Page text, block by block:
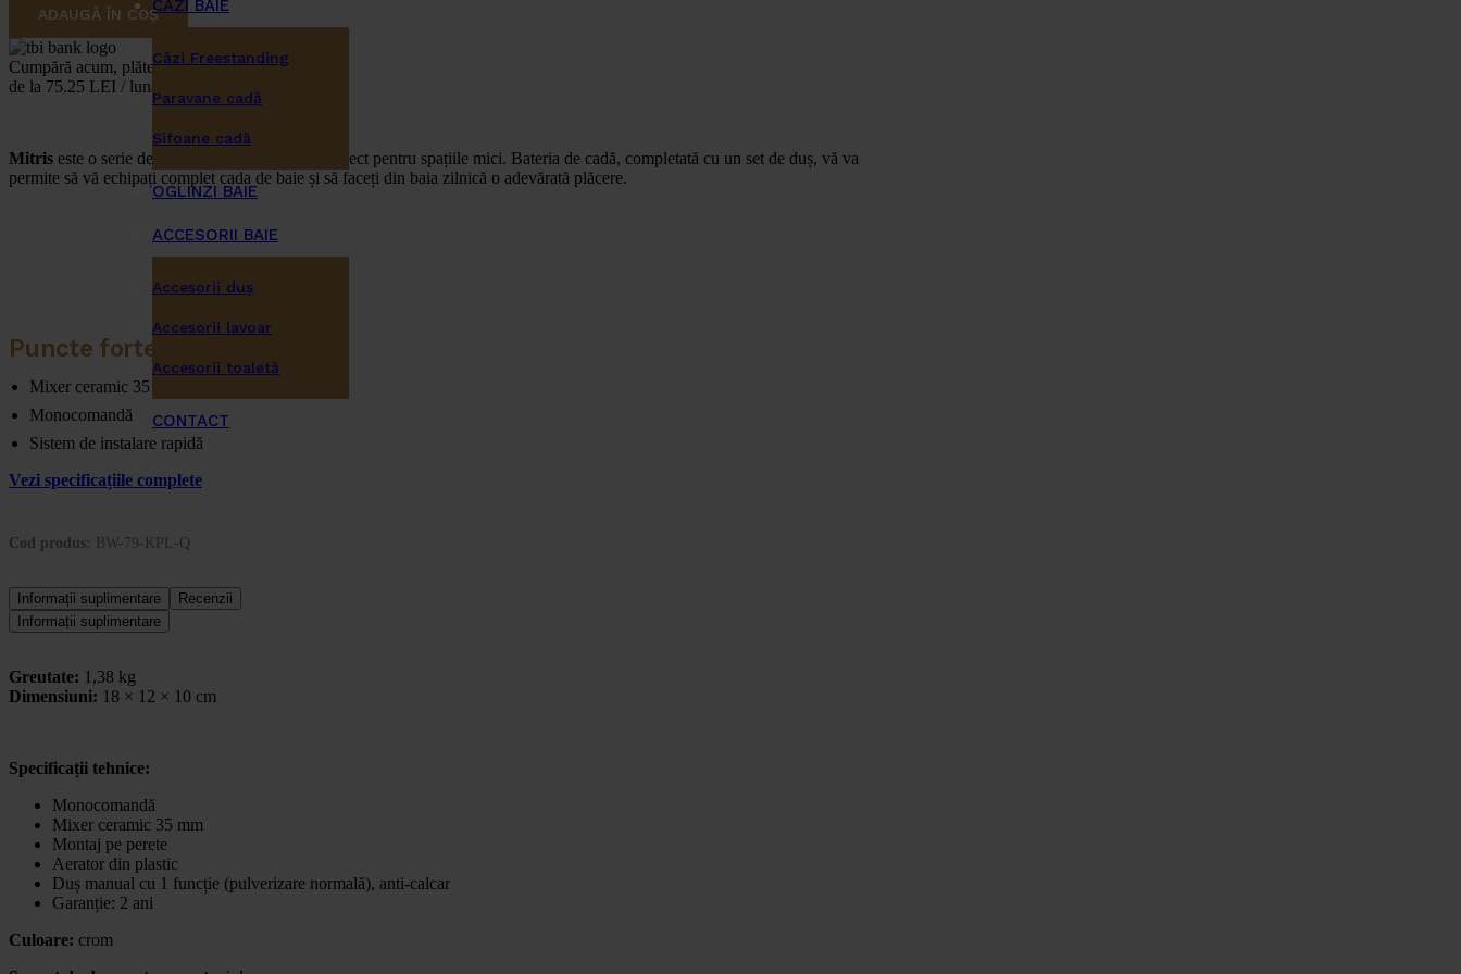
CĂZI BAIE
Căzi Freestanding
Paravane cadă
Sifoane cadă
OGLINZI BAIE
ACCESORII BAIE
Accesorii duş
Accesorii lavoar
Accesorii toaletă
CONTACT
ADAUGĂ ÎN COȘ
Cumpără acum, plătește mai târziu
de la 75.25 LEI / lună
Mitris este o serie de robinete ce se potrivesc perfect pentru spațiile mici. Bateria de cadă, completată cu un set de duș, vă va
permite să vă echipați complet cada de baie și să faceți din baia zilnică o adevărată plăcere.
Puncte forte ale produsului
Mixer ceramic 35 mm
Monocomandă
Sistem de instalare rapidă
Vezi specificațiile complete
Cod produs: BW-79-KPL-Q
Informații suplimentare
Recenzii
Informații suplimentare
Greutate: 1,38 kg
Dimensiuni: 18 × 12 × 10 cm
Specificații tehnice:
Monocomandă
Mixer ceramic 35 mm
Montaj pe perete
Aerator din plastic
Duș manual cu 1 funcție (pulverizare normală), anti-calcar
Garanție: 2 ani
Culoare: crom